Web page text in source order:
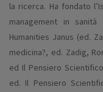
la ricerca. Ha fondato
management in
Humanities Janus (ed.
medicina?, ed. Zadig,
ed Il Pensiero
ed. Il Pensiero